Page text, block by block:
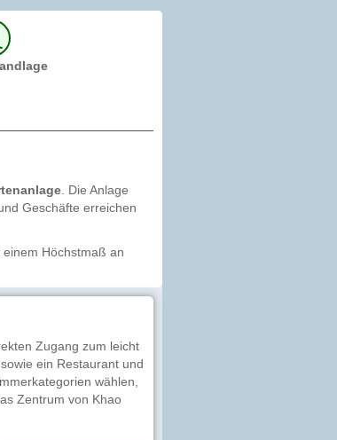
. Die Anlage
Geschäfte erreichen
Höchstmaß an
Zugang zum leicht
ein Restaurant und
wählen,
Zentrum von Khao